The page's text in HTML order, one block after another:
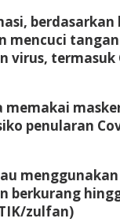
berdasarkan
mencuci
virus, termasuk
memakai
penularan
berkurang
zulfan)